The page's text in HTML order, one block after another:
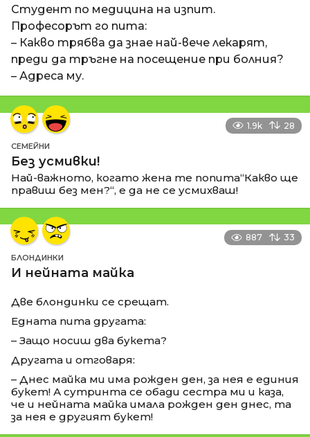
Студент по медицина на изпит.
Професорът го пита:
– Какво трябва да знае най-вече лекарят,
преди да тръгне на посещение при болния?
– Адреса му.
1.9k 28
СЕМЕЙНИ
Без усмивки!
Най-важното, когато жена те попита“Какво ще
правиш без мен?“, е да не се усмихваш!
887 33
БЛОНДИНКИ
И нейната майка
Две блондинки се срещат.
Едната пита другата:
– Защо носиш два букета?
Другата и отговаря:
– Днес майка ми има рожден ден, за нея е единия
букет! А сутринта се обади сестра ми и каза,
че и нейната майка имала рожден ден днес, та
за нея е другият букет!